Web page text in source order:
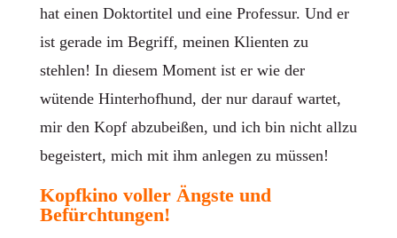
hat einen Doktortitel und eine Professur. Und er
ist gerade im Begriff, meinen Klienten zu
stehlen! In diesem Moment ist er wie der
wütende Hinterhofhund, der nur darauf wartet,
mir den Kopf abzubeißen, und ich bin nicht allzu
begeistert, mich mit ihm anlegen zu müssen!
Kopfkino voller Ängste und
Befürchtungen!